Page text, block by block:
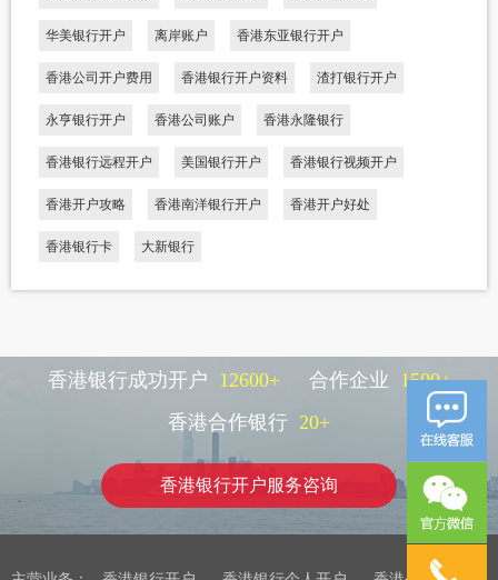
华美银行开户 离岸账户 香港东亚银行开户
香港公司开户费用 香港银行开户资料 渣打银行开户
永亨银行开户 香港公司账户 香港永隆银行
香港银行远程开户 美国银行开户 香港银行视频开户
香港开户攻略 香港南洋银行开户 香港开户好处
香港银行卡 大新银行
香港银行成功开户 12600+ 合作企业 1500+
香港合作银行 20+
香港银行开户服务咨询